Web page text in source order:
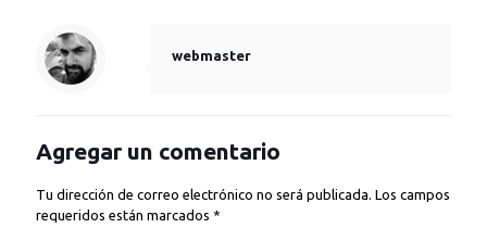
webmaster
Agregar un comentario
Tu dirección de correo electrónico no será publicada. Los campos
requeridos están marcados *